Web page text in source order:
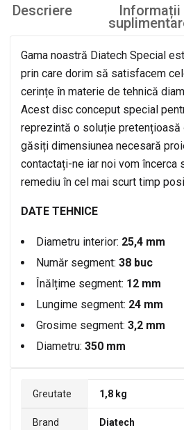
Descriere Informații
Gama noastră Diatech Special
prin care dorim să satisfacem
cerințe în materie de tehnică
Acest disc conceput special
reprezintă o soluție pretențioasă
găsiți dimensiunea necesară
contactați-ne iar noi vom încerca
remediu în cel mai scurt timp
DATE TEHNICE
Diametru interior: 25,4 mm
Număr segment: 38 buc
Înălțime segment: 12 mm
Lungime segment: 24 mm
Grosime segment: 3,2 mm
Diametru: 350 mm
Greutate 1,8 kg
Brand Diatech